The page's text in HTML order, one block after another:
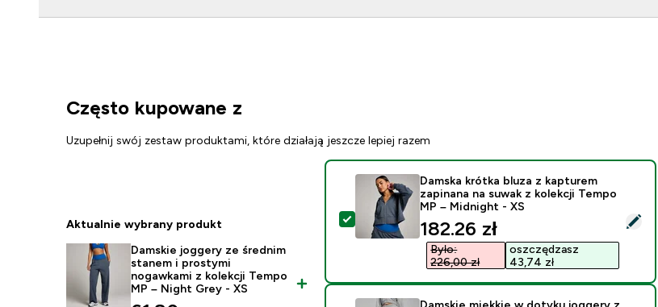
Często kupowane z
Uzupełnij swój zestaw produktami, które działają jeszcze lepiej razem
Aktualnie wybrany produkt
Damskie joggery ze średnim
stanem i prostymi
nogawkami z kolekcji Tempo
MP – Night Grey - XS
Wybierz ten produkt - Damska krótka bluza z
Damska krótka bluza z kapturem
zapinana na suwak z kolekcji Tempo
MP – Midnight - XS
discounted price
182.26 zł‎
Było:
226,00 zł‎
oszczędzasz
43,74 zł‎